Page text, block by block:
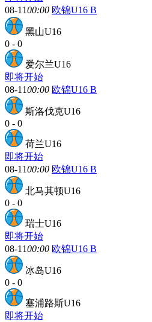
08-1100:00 欧锦U16 B
黑山U16
0 - 0
爱尔兰U16
即将开始
08-1100:00 欧锦U16 B
斯洛伐克U16
0 - 0
荷兰U16
即将开始
08-1100:00 欧锦U16 B
北马其顿U16
0 - 0
瑞士U16
即将开始
08-1100:00 欧锦U16 B
冰岛U16
0 - 0
塞浦路斯U16
即将开始